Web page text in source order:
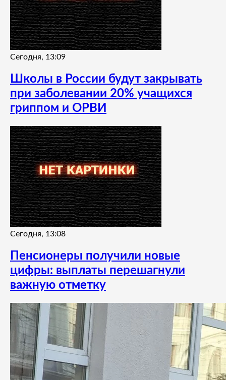
Сегодня, 13:09
Школы в России будут закрывать
при заболевании 20% учащихся
гриппом и ОРВИ
Сегодня, 13:08
Пенсионеры получили новые
цифры: выплаты перешагнули
важную отметку